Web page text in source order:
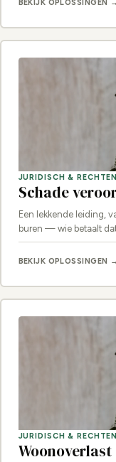
BEKIJK OPLOSSINGEN →
JURIDISCH & RECHTEN
Schade
Een lekkende leiding,
buren — wie betaalt
BEKIJK OPLOSSINGEN →
JURIDISCH & RECHTEN